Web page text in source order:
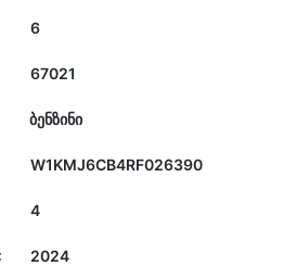
6
67021
ბენზინი
W1KMJ6CB4RF026390
4
2024